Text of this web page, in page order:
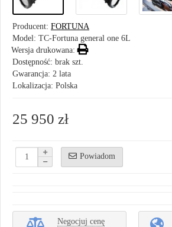
Producent: FORTUNA
Model: TC-Fortuna general one 6L
Wersja drukowana:
Dostępność: brak szt.
Gwarancja: 2 lata
Lokalizacja: Polska
25 950 zł
Powiadom
Negocjuj cenę